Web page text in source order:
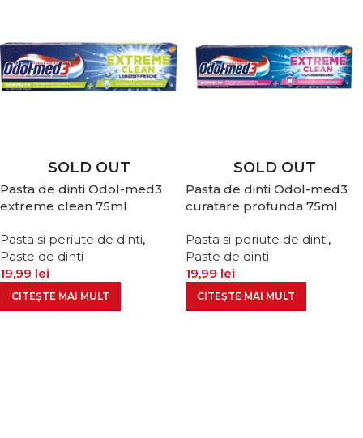
SOLD OUT
Pasta de dinti Odol-med3
extreme clean 75ml
Pasta si periute de dinti,
Paste de dinti
19,99 lei
CITEȘTE MAI MULT
SOLD OUT
Pasta de dinti Odol-med3
curatare profunda 75ml
Pasta si periute de dinti,
Paste de dinti
19,99 lei
CITEȘTE MAI MULT